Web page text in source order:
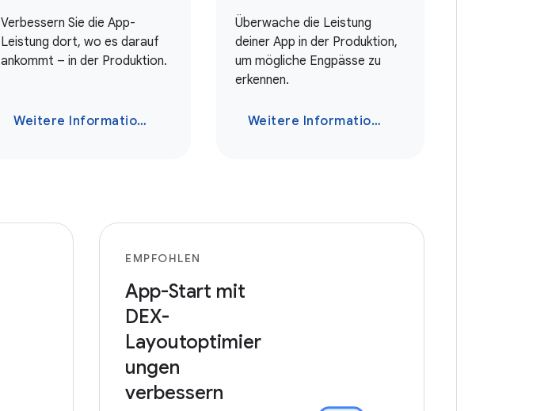
Verbessern Sie die App-
Leistung dort, wo es darauf
ankommt – in der Produktion.
Weitere Informationen
Überwache die Leistung
deiner App in der Produktion,
um mögliche Engpässe zu
erkennen.
Weitere Informationen
EMPFOHLEN
App-Start mit
DEX-
Layoutoptimier
ungen
verbessern